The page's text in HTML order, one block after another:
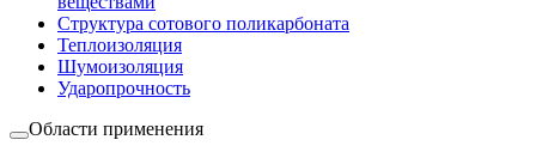
Структура сотового поликарбоната
Теплоизоляция
Шумоизоляция
Ударопрочность
Области применения